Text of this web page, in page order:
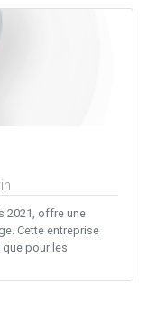
2021, offre une
Cette entreprise
pour les